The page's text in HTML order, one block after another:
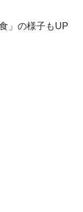
」の様子もUP